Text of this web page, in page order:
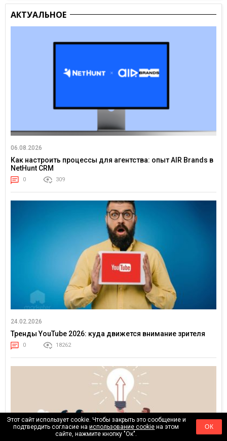
АКТУАЛЬНОЕ
06.08.2026
Как настроить процессы для агентства: опыт AIR Brands в
NetHunt CRM
0 309
24.02.2026
Тренды YouTube 2026: куда движется внимание зрителя
0 18262
Этот сайт использует cookie. Чтобы закрыть это сообщение и
подтвердить согласие наиспользование cookie на этом
сайте, нажмите кнопку "Ок".
ОК